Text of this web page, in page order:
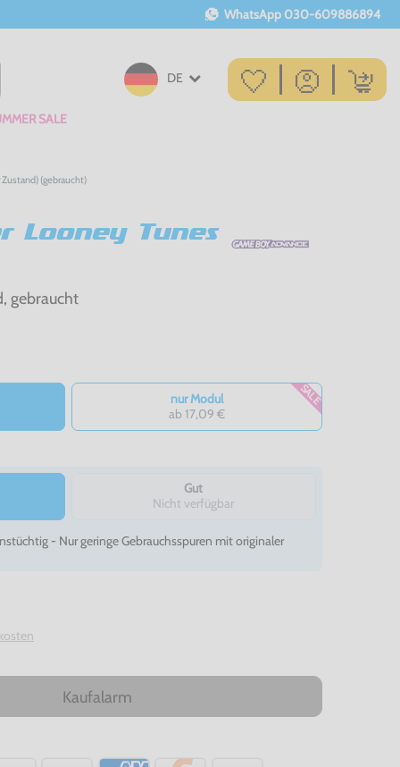
WhatsApp 030-609886894
DE
SALE
(gebraucht)
Looney Tunes
gebraucht
nur Modul
ab 17,09 €
SALE
Gut
Nicht verfügbar
- Nur geringe Gebrauchsspuren mit originaler
Kaufalarm